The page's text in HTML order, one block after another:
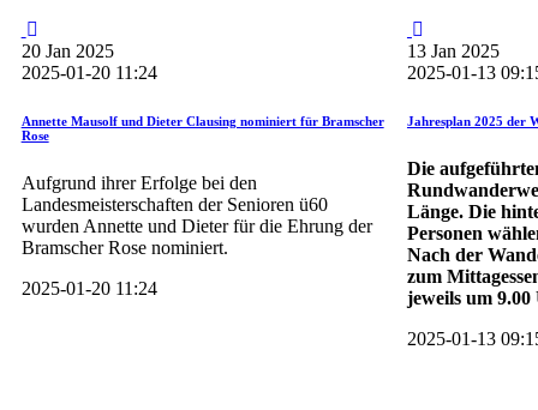
20 Jan 2025
2025-01-20 11:24
Annette Mausolf und Dieter Clausing nominiert für Bramscher
Rose
Aufgrund ihrer Erfolge bei den
Landesmeisterschaften der Senioren ü60
wurden Annette und Dieter für die Ehrung der
Bramscher Rose nominiert.
2025-01-20 11:24
13 Jan 2025
2025-01-13
Jahresplan 2025 der
Die
Länge. Die
Personen
Nach der
zum
jeweils um 9.00
2025-01-13